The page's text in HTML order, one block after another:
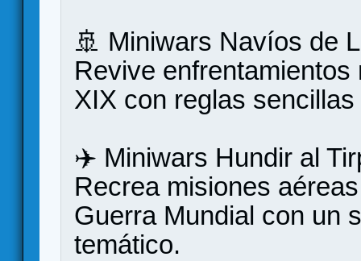
🚢 Miniwars Navíos de
Revive
XIX con reglas
✈️ Miniwars Hundir al
Recrea misiones
Guerra Mundial con un
temático.